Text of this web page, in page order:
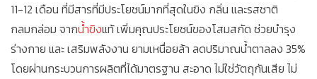
11-12 เดือน ที่มีสารที่มีประโยชน์มากที่สุดในขิง กลิ่น และรสชาติ
กลมกล่อม จากน้ำขิงแท้ เพิ่มคุณประโยชน์ของโสมสกัด ช่วยบำรุง
ร่างกาย และ เสริมพลังงาน ยามเหนื่อยล้า ลดปริมาณน้ำตาลลง 35%
โดยผ่านกระบวนการผลิตที่ได้มาตรฐาน สะอาด ไม่ใช่วัตถุกันเสีย ไม่